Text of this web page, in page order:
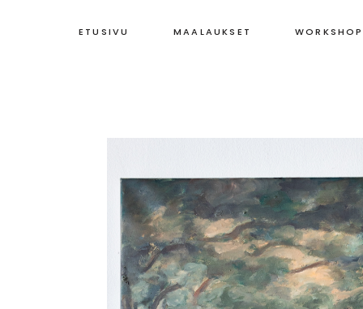
ETUSIVU MAALAUKSET